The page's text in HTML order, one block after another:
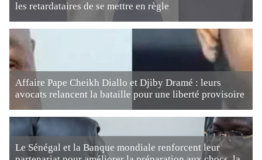
les retardataires de se mettre en règle
Affaire Pape Cheikh Diallo et Djiby Dramé : leurs
avocats relancent la bataille pour une liberté provisoire
Le Sénégal et la Banque mondiale renforcent leur